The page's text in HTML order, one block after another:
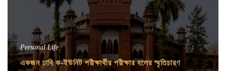
Personal Life
একজন ঢাবি ক-ইউনিট পরীক্ষার্থীর পরীক্ষার হলের স্মৃতিচারণ